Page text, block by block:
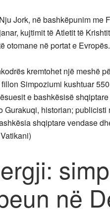
Jork, në bashkëpunim me
kujtimit të Atletit të
otomane në portat e Evropës.
kremtohet një meshë
Simpoziumi kushtuar
e bashkësisë
historian; publicisti
shqiptare vendase
në